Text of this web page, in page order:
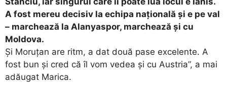
A fost mereu decisiv la echipa națională și e pe val
– marchează la Alanyaspor, marchează și cu
Moldova.
Și Moruțan are ritm, a dat două pase excelente. A
fost bun și cred că îl vom vedea și cu Austria”, a mai
adăugat Marica.